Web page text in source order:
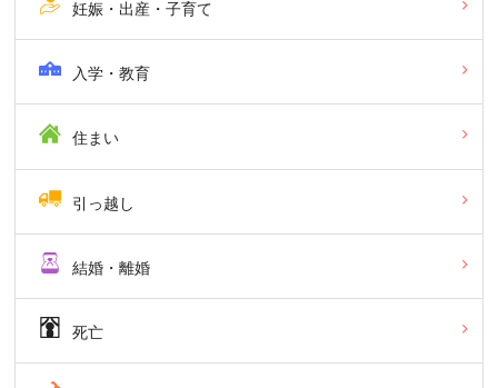
妊娠・出産・子育て
入学・教育
住まい
引っ越し
結婚・離婚
死亡